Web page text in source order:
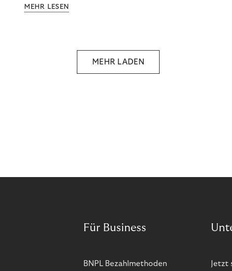
Finanzbildung ermöglicht. So bleiben Menschen
MEHR LESEN
MEHR LADEN
Für Business
BNPL Bezahlmethoden